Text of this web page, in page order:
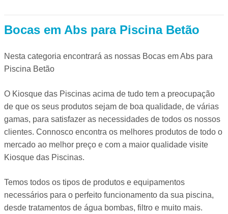
Bocas em Abs para Piscina Betão
Nesta categoria encontrará as nossas Bocas em Abs para
Piscina Betão
O Kiosque das Piscinas acima de tudo tem a preocupação
de que os seus produtos sejam de boa qualidade, de várias
gamas, para satisfazer as necessidades de todos os nossos
clientes. Connosco encontra os melhores produtos de todo o
mercado ao melhor preço e com a maior qualidade visite
Kiosque das Piscinas.
Temos todos os tipos de produtos e equipamentos
necessários para o perfeito funcionamento da sua piscina,
desde tratamentos de água bombas, filtro e muito mais.